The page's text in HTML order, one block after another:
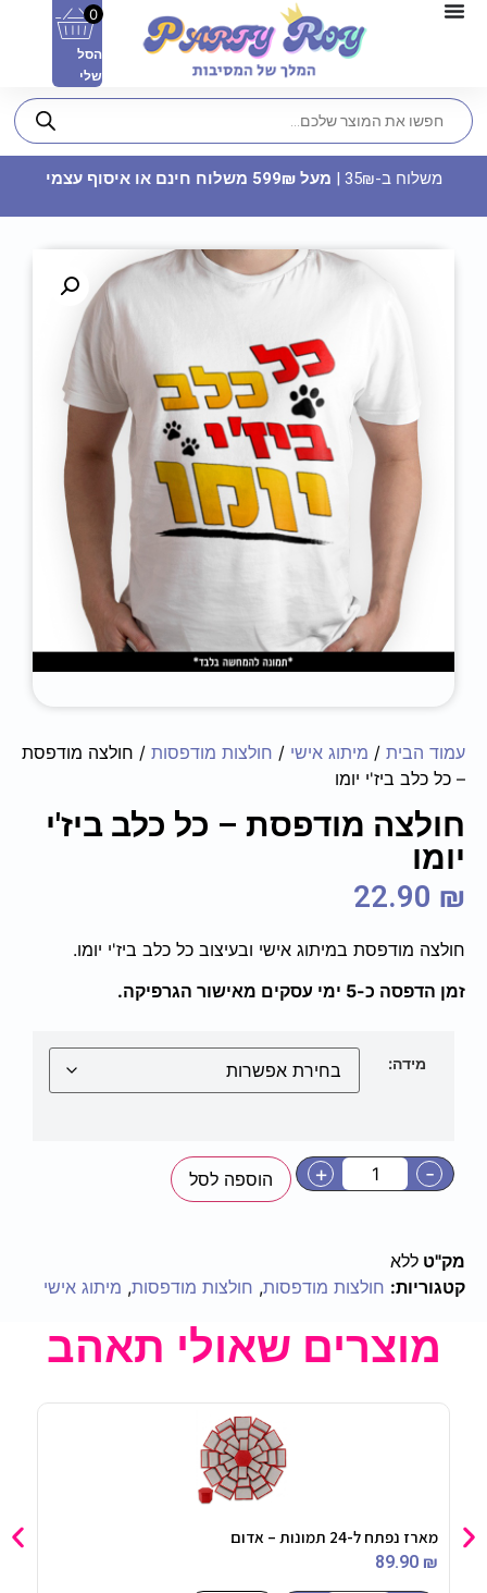
שרשרת לדים 5 מטר - צבעוני
22.90₪
ADD
0
הסל
שלי
משלוח ב-35₪ | מעל 599₪ משלוח חינם או איסוף עצמי
עמוד הבית / מיתוג אישי / חולצות מודפסות / חולצה מודפסת
– כל כלב ביז'י יומו
חולצה מודפסת – כל כלב ביז'י
יומו
22.90 ₪
חולצה מודפסת במיתוג אישי ובעיצוב כל כלב ביז'י יומו.
זמן הדפסה כ-5 ימי עסקים מאישור הגרפיקה.
מידה:
-
+ הוספה לסל
מק"ט ללא
קטגוריות: חולצות מודפסות, חולצות מודפסות, מיתוג אישי
מוצרים שאולי תאהב
מארז נפתח ל-24 תמונות – אדום
89.90 ₪